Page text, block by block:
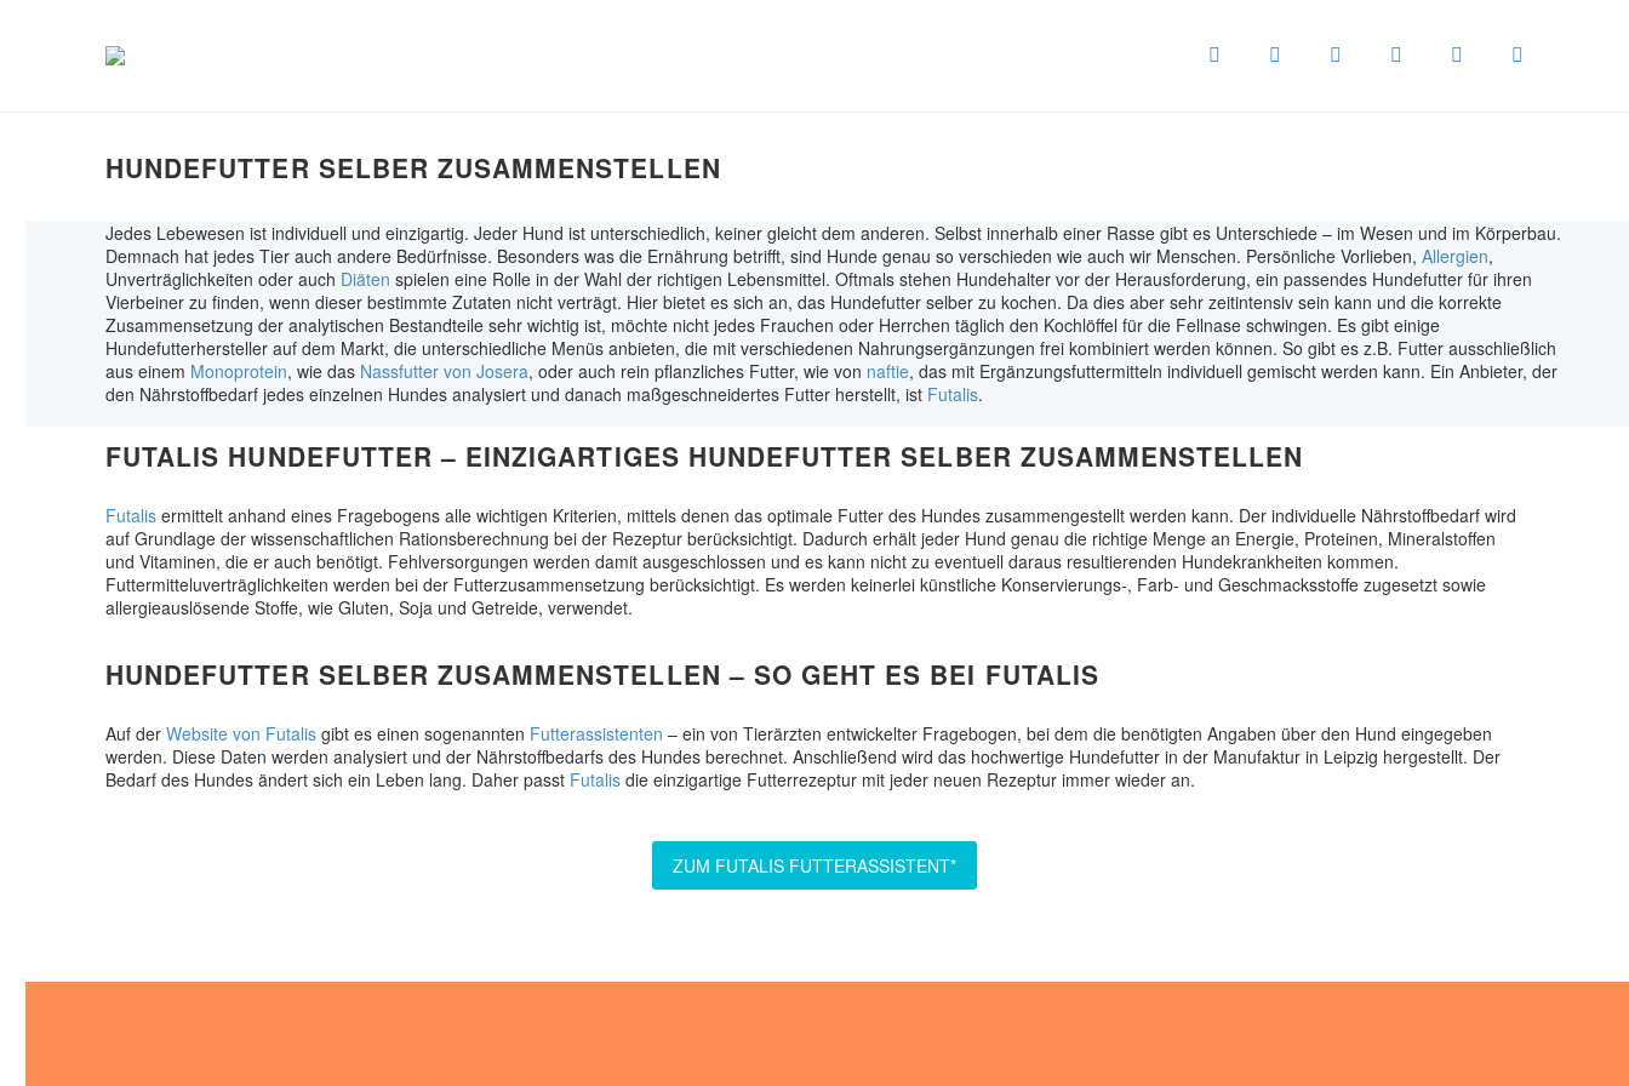
HUNDEFUTTER SELBER ZUSAMMENSTELLEN
Jedes Lebewesen ist individuell und einzigartig. Jeder Hund ist unterschiedlich, keiner gleicht dem anderen. Selbst innerhalb einer Rasse gibt es Unterschiede – im Wesen und im Körperbau.
Demnach hat jedes Tier auch andere Bedürfnisse. Besonders was die Ernährung betrifft, sind Hunde genau so verschieden wie auch wir Menschen. Persönliche Vorlieben, Allergien,
Unverträglichkeiten oder auch Diäten spielen eine Rolle in der Wahl der richtigen Lebensmittel. Oftmals stehen Hundehalter vor der Herausforderung, ein passendes Hundefutter für ihren
Vierbeiner zu finden, wenn dieser bestimmte Zutaten nicht verträgt. Hier bietet es sich an, das Hundefutter selber zu kochen. Da dies aber sehr zeitintensiv sein kann und die korrekte
Zusammensetzung der analytischen Bestandteile sehr wichtig ist, möchte nicht jedes Frauchen oder Herrchen täglich den Kochlöffel für die Fellnase schwingen. Es gibt einige
Hundefutterhersteller auf dem Markt, die unterschiedliche Menüs anbieten, die mit verschiedenen Nahrungsergänzungen frei kombiniert werden können. So gibt es z.B. Futter ausschließlich
aus einem Monoprotein, wie das Nassfutter von Josera, oder auch rein pflanzliches Futter, wie von naftie, das mit Ergänzungsfuttermitteln individuell gemischt werden kann. Ein Anbieter, der
den Nährstoffbedarf jedes einzelnen Hundes analysiert und danach maßgeschneidertes Futter herstellt, ist Futalis.
FUTALIS HUNDEFUTTER – EINZIGARTIGES HUNDEFUTTER SELBER ZUSAMMENSTELLEN
Futalis ermittelt anhand eines Fragebogens alle wichtigen Kriterien, mittels denen das optimale Futter des Hundes zusammengestellt werden kann. Der individuelle Nährstoffbedarf wird
auf Grundlage der wissenschaftlichen Rationsberechnung bei der Rezeptur berücksichtigt. Dadurch erhält jeder Hund genau die richtige Menge an Energie, Proteinen, Mineralstoffen
und Vitaminen, die er auch benötigt. Fehlversorgungen werden damit ausgeschlossen und es kann nicht zu eventuell daraus resultierenden Hundekrankheiten kommen.
Futtermitteluverträglichkeiten werden bei der Futterzusammensetzung berücksichtigt. Es werden keinerlei künstliche Konservierungs-, Farb- und Geschmacksstoffe zugesetzt sowie
allergieauslösende Stoffe, wie Gluten, Soja und Getreide, verwendet.
HUNDEFUTTER SELBER ZUSAMMENSTELLEN – SO GEHT ES BEI FUTALIS
Auf der Website von Futalis gibt es einen sogenannten Futterassistenten – ein von Tierärzten entwickelter Fragebogen, bei dem die benötigten Angaben über den Hund eingegeben
werden. Diese Daten werden analysiert und der Nährstoffbedarfs des Hundes berechnet. Anschließend wird das hochwertige Hundefutter in der Manufaktur in Leipzig hergestellt. Der
Bedarf des Hundes ändert sich ein Leben lang. Daher passt Futalis die einzigartige Futterrezeptur mit jeder neuen Rezeptur immer wieder an.
ZUM FUTALIS FUTTERASSISTENT*